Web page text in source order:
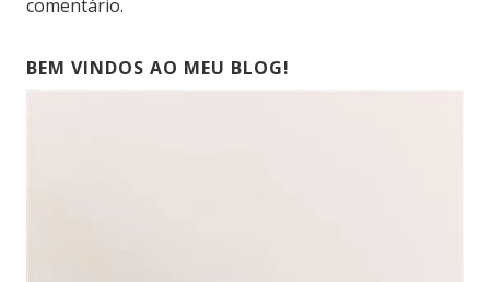
comentário.
BEM VINDOS AO MEU BLOG!